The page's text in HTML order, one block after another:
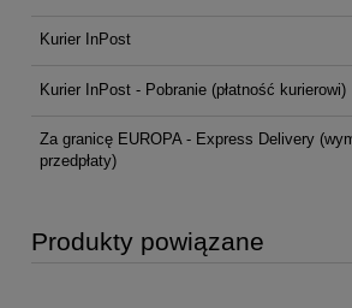
Kurier InPost
Kurier InPost - Pobranie (płatność kurierowi)
Za granicę EUROPA - Express Delivery
przedpłaty)
Produkty powiązane